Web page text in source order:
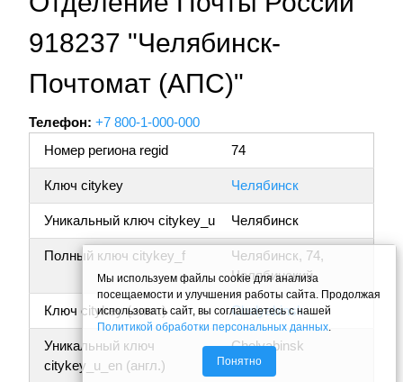
918237 "Челябинск-
Почтомат (АПС)"
Телефон: +7 800-1-000-000
Номер региона regid
74
Ключ citykey Челябинск
Уникальный ключ citykey_u Челябинск
Полный ключ citykey_f
Челябинск, 74,
Челябинский
Ключ citykey (англ.) Chelyabinsk
Уникальный ключ
citykey_u_en (англ.)
Chelyabinsk
Мы используем файлы cookie для анализа
посещаемости и улучшения работы сайта. Продолжая
использовать сайт, вы соглашаетесь с нашей
Политикой обработки персональных данных.
Понятно